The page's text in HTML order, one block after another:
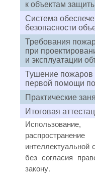
к объектам
Система
безопасности
Требования
при
и эксплуатации
Тушение пожаров
первой помощи
Практические
Итоговая
интеллектуальной
без согласия
закону.